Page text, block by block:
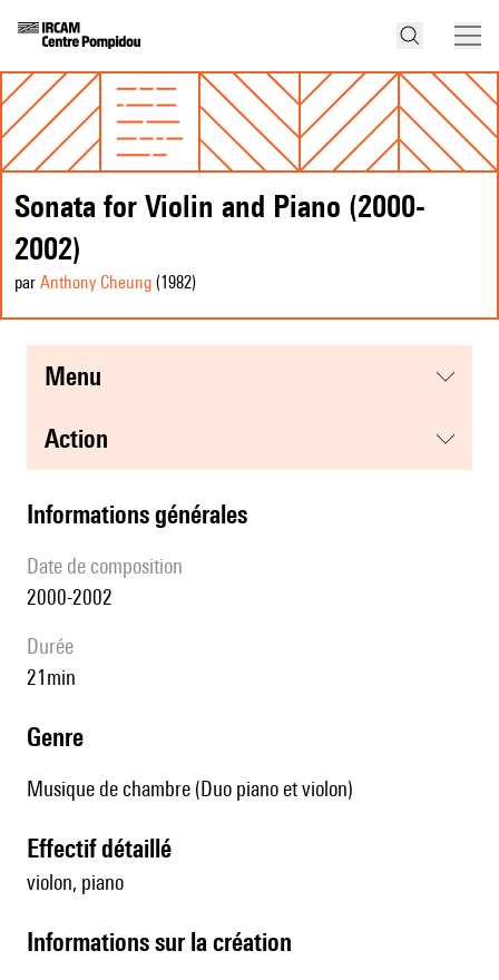
Sonata for Violin and Piano (2000-
2002)
par Anthony Cheung (1982)
menu
action
informations générales
date de composition
2000-2002
durée
21min
genre
Musique de chambre (Duo piano et violon)
effectif détaillé
violon, piano
informations sur la création